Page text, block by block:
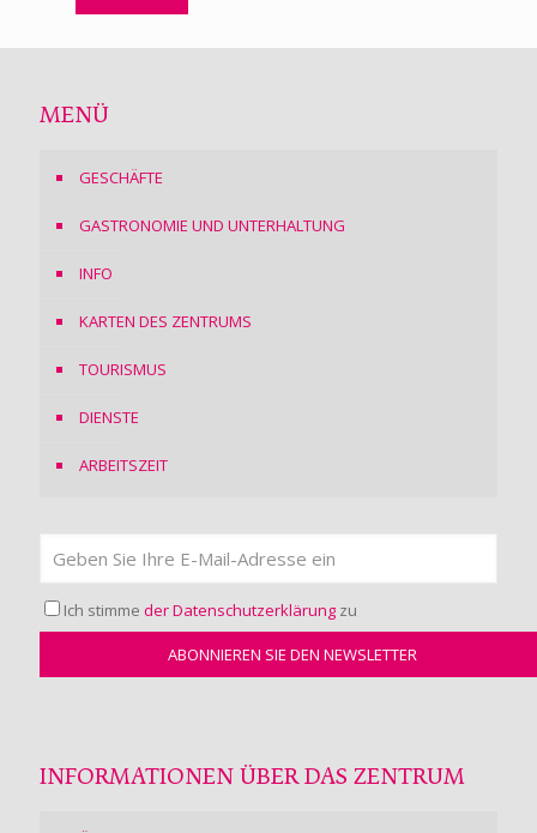
MENÜ
GESCHÄFTE
GASTRONOMIE UND UNTERHALTUNG
INFO
KARTEN DES ZENTRUMS
TOURISMUS
DIENSTE
ARBEITSZEIT
Ich stimme der Datenschutzerklärung zu
INFORMATIONEN ÜBER DAS ZENTRUM